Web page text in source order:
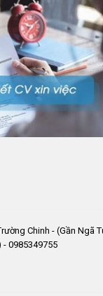
Chinh - (Gần Ngã
- 0985349755